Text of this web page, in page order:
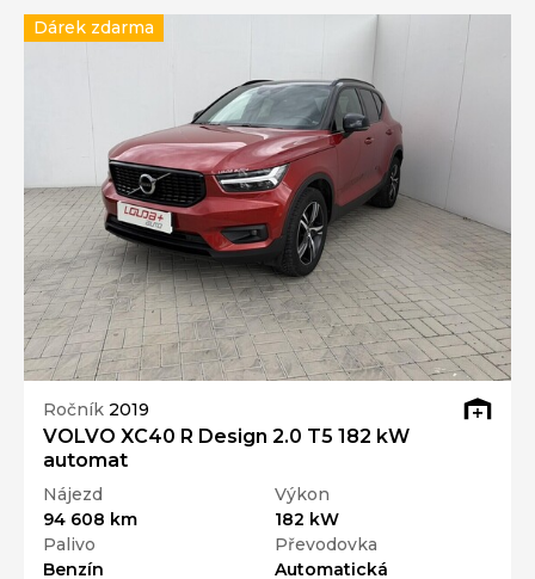
Ročník 2019
VOLVO XC40 R Design 2.0 T5 182 kW
automat
Nájezd
94 608 km
Výkon
182 kW
Palivo
Benzín
Převodovka
Automatická
Dárek zdarma